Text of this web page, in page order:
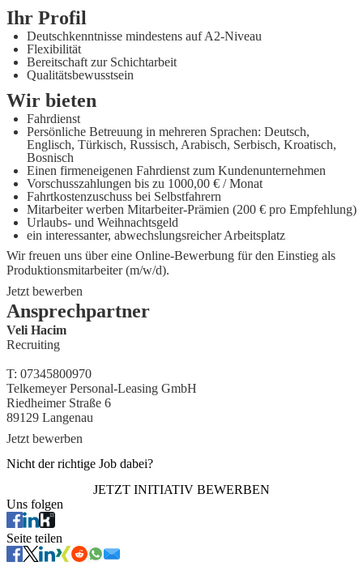
Ihr Profil
Deutschkenntnisse mindestens auf A2-Niveau
Flexibilität
Bereitschaft zur Schichtarbeit
Qualitätsbewusstsein
Wir bieten
Fahrdienst
Persönliche Betreuung in mehreren Sprachen: Deutsch,
Englisch, Türkisch, Russisch, Arabisch, Serbisch, Kroatisch,
Bosnisch
Einen firmeneigenen Fahrdienst zum Kundenunternehmen
Vorschusszahlungen bis zu 1000,00 € / Monat
Fahrtkostenzuschuss bei Selbstfahrern
Mitarbeiter werben Mitarbeiter-Prämien (200 € pro Empfehlung)
Urlaubs- und Weihnachtsgeld
ein interessanter, abwechslungsreicher Arbeitsplatz
Wir freuen uns über eine Online-Bewerbung für den Einstieg als
Produktionsmitarbeiter (m/w/d).
Jetzt bewerben
Ansprechpartner
Veli Hacim
Recruiting
T: 07345800970
Telkemeyer Personal-Leasing GmbH
Riedheimer Straße 6
89129 Langenau
Jetzt bewerben
Nicht der richtige Job dabei?
JETZT INITIATIV BEWERBEN
Uns folgen
Seite teilen